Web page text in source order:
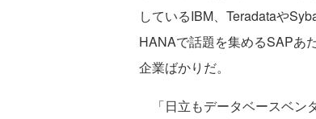
しているIBM、Teradataや
HANAで話題を集めるSAP
企業ばかりだ。
「日立もデータベースベン